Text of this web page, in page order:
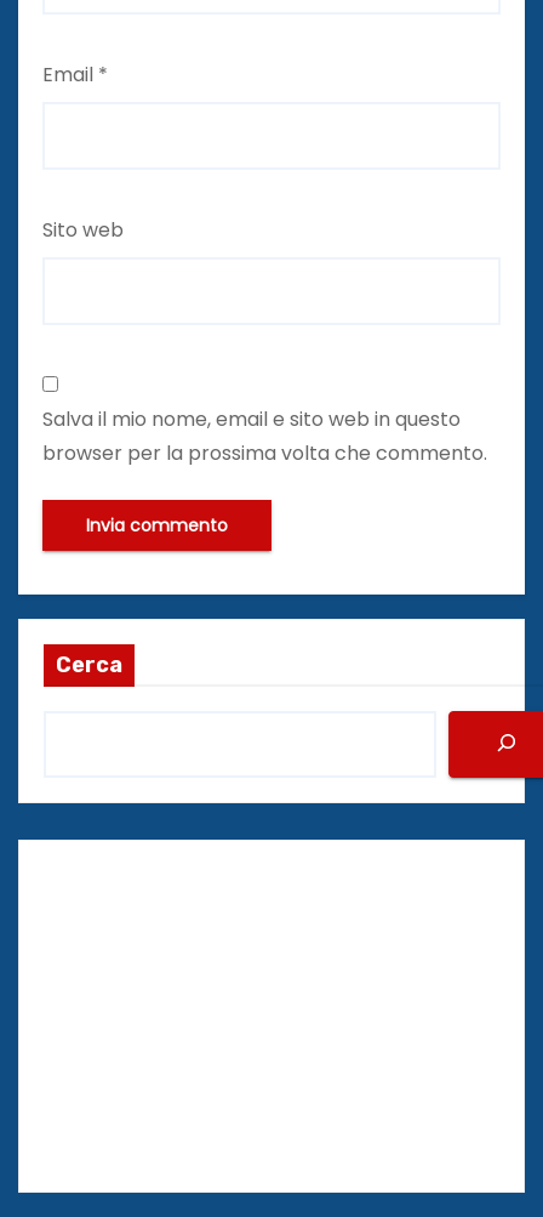
Email *
Sito web
Salva il mio nome, email e sito web in questo
browser per la prossima volta che commento.
Cerca